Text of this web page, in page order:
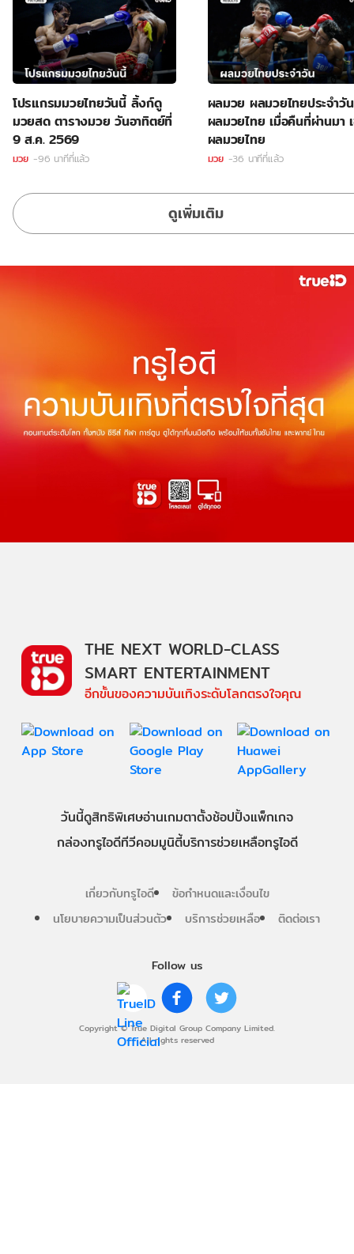
โปรแกรมมวยไทยวันนี้ ลิ้งก์ดู
มวยสด ตารางมวย วันอาทิตย์ที่
9 ส.ค. 2569
มวย -96 นาทีที่แล้ว
ผลมวย ผลมวยไทยประจำวัน
ผลมวยไทย เมื่อคืนที่ผ่านมา
ผลมวยไทย
มวย -36 นาทีที่แล้ว
ดูเพิ่มเติม
Follow us
Copyright © True Digital Group Company Limited.
All rights reserved
THE NEXT WORLD-CLASS
SMART ENTERTAINMENT
อีกขั้นของความบันเทิงระดับโลกตรงใจคุณ
วันนี้ดูสิทธิพิเศษอ่านเกมตาตั้งช้อปปิ้งแพ็กเกจ
กล่องทรูไอดีทีวีคอมมูนิตี้บริการช่วยเหลือทรูไอดี
เกี่ยวกับทรูไอดี
ข้อกำหนดและเงื่อนไข
นโยบายความเป็นส่วนตัว
บริการช่วยเหลือ ติดต่อเรา